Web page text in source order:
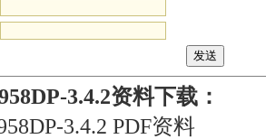
3.4.2资料下载：
3.4.2 PDF资料